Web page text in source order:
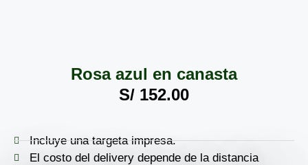
Rosa azul en canasta
S/ 152.00
Incluye una targeta impresa.
El costo del delivery depende de la distancia